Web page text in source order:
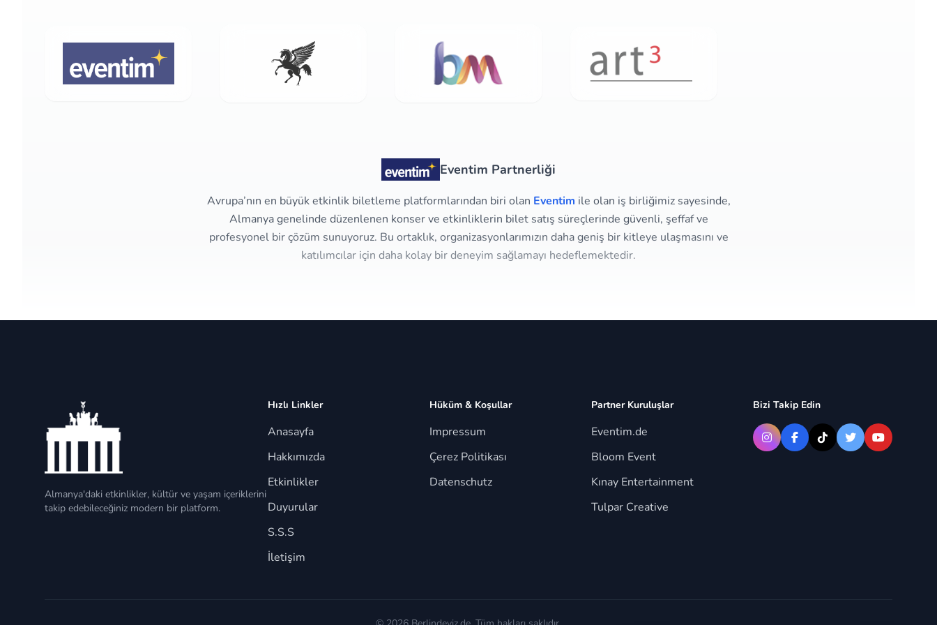
Eventim Partnerliği
Avrupa’nın en büyük etkinlik biletleme platformlarından biri olan Eventim ile olan iş birliğimiz sayesinde,
Almanya genelinde düzenlenen konser ve etkinliklerin bilet satış süreçlerinde güvenli, şeffaf ve
profesyonel bir çözüm sunuyoruz. Bu ortaklık, organizasyonlarımızın daha geniş bir kitleye ulaşmasını ve
katılımcılar için daha kolay bir deneyim sağlamayı hedeflemektedir.
Almanya'daki etkinlikler, kültür ve yaşam içeriklerini
takip edebileceğiniz modern bir platform.
Hızlı Linkler
Anasayfa
Hakkımızda
Etkinlikler
Duyurular
S.S.S
İletişim
Hüküm & Koşullar
Impressum
Çerez Politikası
Datenschutz
Partner Kuruluşlar
Eventim.de
Bloom Event
Kınay Entertainment
Tulpar Creative
Bizi Takip Edin